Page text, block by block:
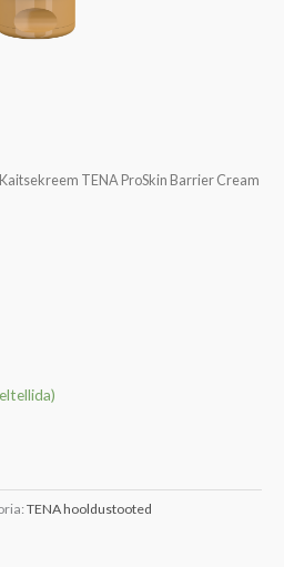
TENA ProSkin Barrier Cream
TENA hooldustooted